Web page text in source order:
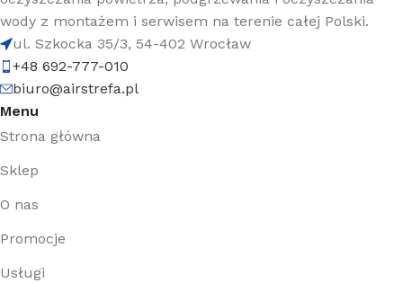
wody z montażem i serwisem na terenie całej Polski.
ul. Szkocka 35/3, 54-402 Wrocław
+48 692-777-010
biuro@airstrefa.pl
Menu
Strona główna
Sklep
O nas
Promocje
Usługi